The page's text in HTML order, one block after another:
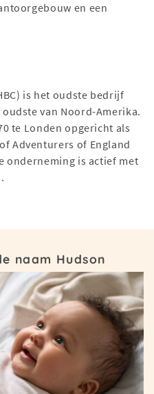
en een
is het oudste bedrijf
van Noord-Amerika.
te Londen opgericht als
Adventurers of England
onderneming is actief met
naam Hudson